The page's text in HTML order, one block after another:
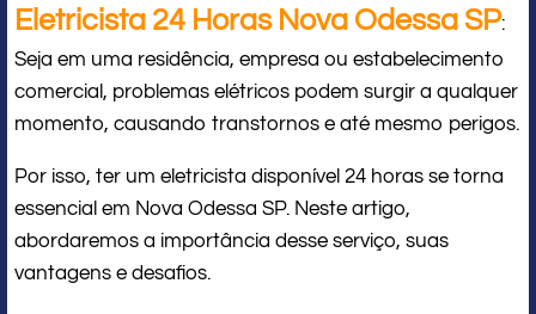
Eletricista 24 Horas Nova Odessa SP:
Seja em uma residência, empresa ou estabelecimento
comercial, problemas elétricos podem surgir a qualquer
momento, causando transtornos e até mesmo perigos.
Por isso, ter um eletricista disponível 24 horas se torna
essencial em Nova Odessa SP. Neste artigo,
abordaremos a importância desse serviço, suas
vantagens e desafios.